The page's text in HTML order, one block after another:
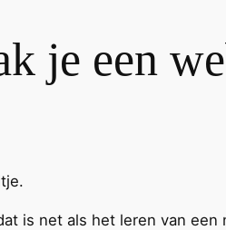
je een
is net als het leren van